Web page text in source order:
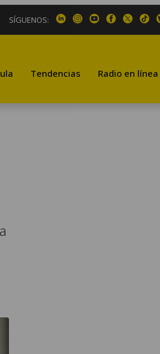
SÍGUENOS:
Tendencias Radio en línea